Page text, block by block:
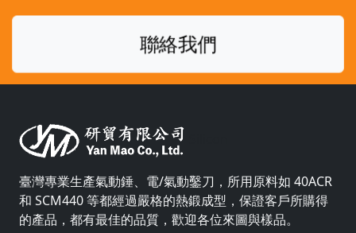
聯絡我們
臺灣專業生產氣動錘、電/氣動鑿刀，所用原料如 40ACR
和 SCM440 等都經過嚴格的熱鍛成型，保證客戶所購得
的產品，都有最佳的品質，歡迎各位來圖與樣品。